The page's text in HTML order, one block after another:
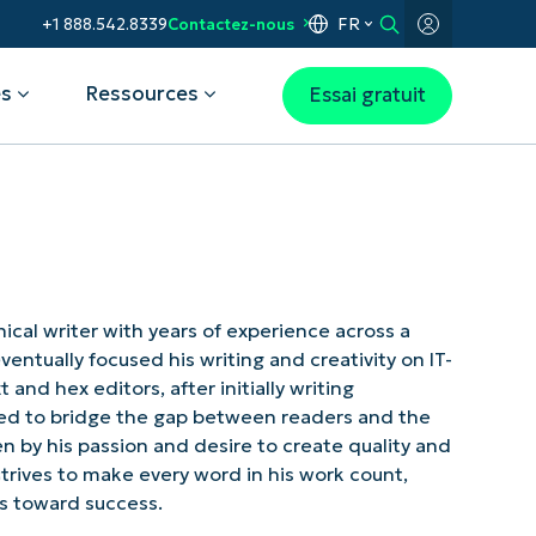
+1 888.542.8339Contactez-nous FR
Télécharger le rapport
pour une
plus rapide des
les appareils et les
vos employés
les opérations
Actifs de la marque
Questions/Requêtes de
presse
Ressources
Lire l'article complet
Essai gratuit
writer with years of experience across a
focused his writing and creativity on IT-
and hex editors, after initially writing
to bridge the gap between readers and the
by his passion and desire to create quality and
to make every word in his work count,
toward success.